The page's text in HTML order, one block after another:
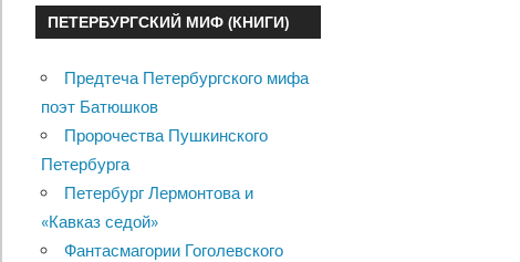
ПЕТЕРБУРГСКИЙ МИФ (КНИГИ)
Предтеча Петербургского мифа
поэт Батюшков
Пророчества Пушкинского
Петербурга
Петербург Лермонтова и
«Кавказ седой»
Фантасмагории Гоголевского